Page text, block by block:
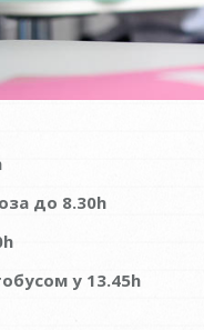
до 8.30h
h
у 13.45h